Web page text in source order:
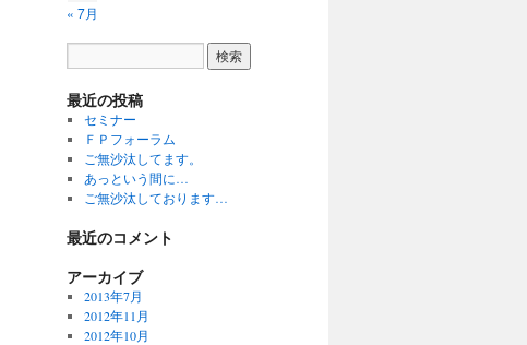
« 7月
最近の投稿
セミナー
ＦＰフォーラム
ご無沙汰してます。
あっという間に…
ご無沙汰しております…
最近のコメント
アーカイブ
2013年7月
2012年11月
2012年10月